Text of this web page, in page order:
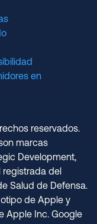
en
reservados.
marcas
Development,
registrada del
Salud de Defensa.
de Apple y
Apple Inc. Google